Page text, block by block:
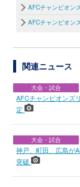
AFCチャンピオン
AFCチャンピオン
関連ニュース
大会・試合
AFCチャンピオンズ
定
大会・試合
神戸、町田、広島が
突破